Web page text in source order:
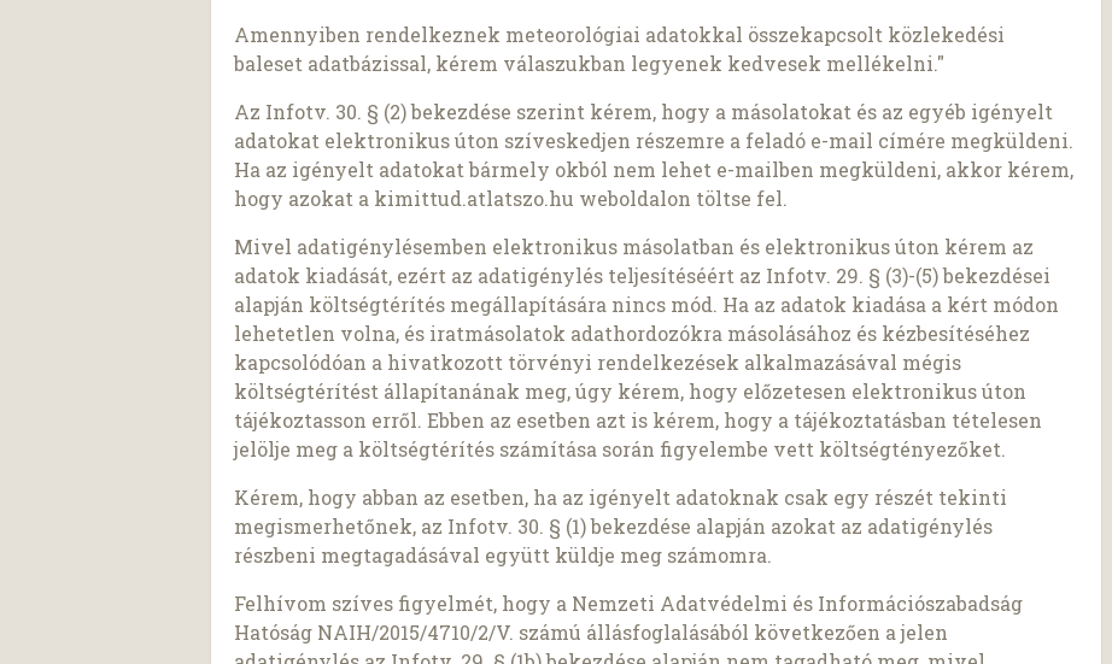
Amennyiben rendelkeznek meteorológiai adatokkal összekapcsolt közlekedési
baleset adatbázissal, kérem válaszukban legyenek kedvesek mellékelni."
Az Infotv. 30. § (2) bekezdése szerint kérem, hogy a másolatokat és az egyéb igényelt
adatokat elektronikus úton szíveskedjen részemre a feladó e-mail címére megküldeni.
Ha az igényelt adatokat bármely okból nem lehet e-mailben megküldeni, akkor kérem,
hogy azokat a kimittud.atlatszo.hu weboldalon töltse fel.
Mivel adatigénylésemben elektronikus másolatban és elektronikus úton kérem az
adatok kiadását, ezért az adatigénylés teljesítéséért az Infotv. 29. § (3)-(5) bekezdései
alapján költségtérítés megállapítására nincs mód. Ha az adatok kiadása a kért módon
lehetetlen volna, és iratmásolatok adathordozókra másolásához és kézbesítéséhez
kapcsolódóan a hivatkozott törvényi rendelkezések alkalmazásával mégis
költségtérítést állapítanának meg, úgy kérem, hogy előzetesen elektronikus úton
tájékoztasson erről. Ebben az esetben azt is kérem, hogy a tájékoztatásban tételesen
jelölje meg a költségtérítés számítása során figyelembe vett költségtényezőket.
Kérem, hogy abban az esetben, ha az igényelt adatoknak csak egy részét tekinti
megismerhetőnek, az Infotv. 30. § (1) bekezdése alapján azokat az adatigénylés
részbeni megtagadásával együtt küldje meg számomra.
Felhívom szíves figyelmét, hogy a Nemzeti Adatvédelmi és Információszabadság
Hatóság NAIH/2015/4710/2/V. számú állásfoglalásából következően a jelen